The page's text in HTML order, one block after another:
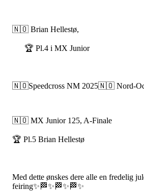
🇳🇴 Brian Hellestø,
🏆 Pl.4 i MX Junior
🇳🇴Speedcross NM 2025🇳🇴 Nord-
🇳🇴 MX Junior 125, A-Finale
🏆 Pl.5 Brian Hellestø
Med dette ønskes dere alle en fredelig
feiring✨🏁✨🏁✨🏁✨